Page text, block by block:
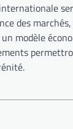
des
modèle